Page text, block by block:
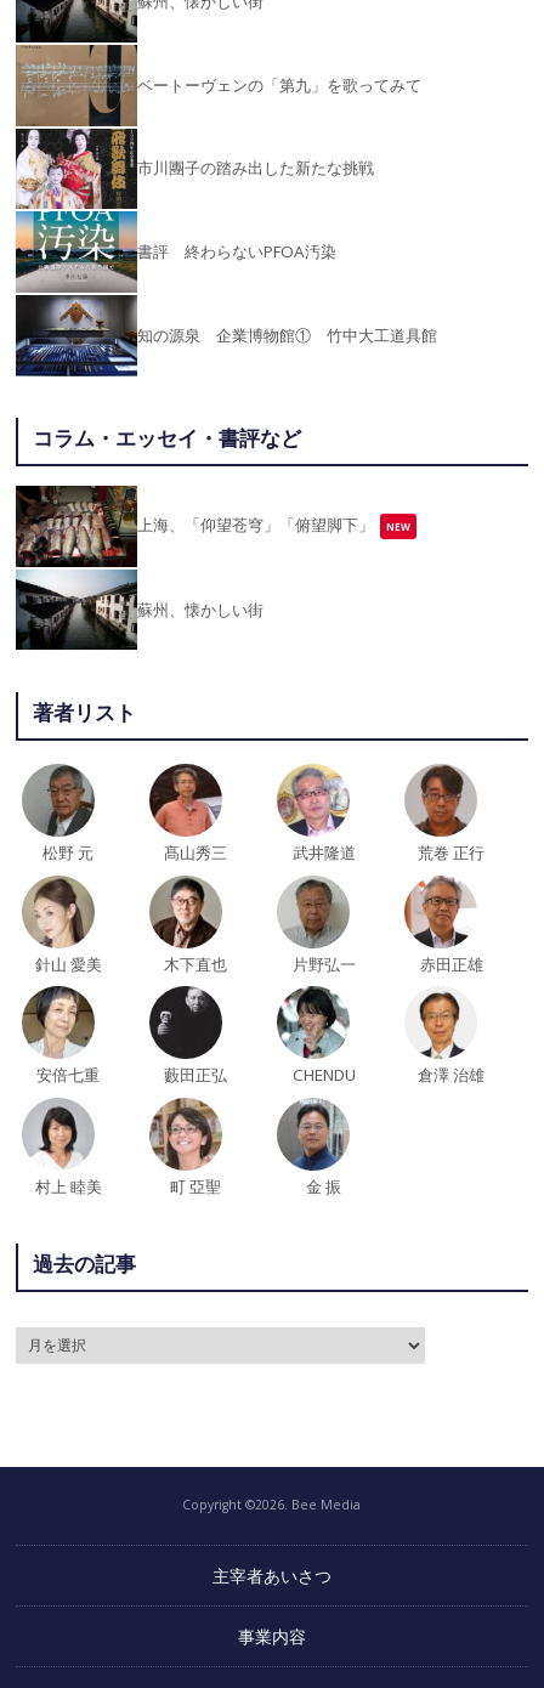
ベートーヴェンの「第九」を歌ってみて
市川團子の踏み出した新たな挑戦
書評 終わらないPFOA汚染
知の源泉 企業博物館① 竹中大工道具館
コラム・エッセイ・書評など
上海、「仰望苍穹」「俯望脚下」 NEW
蘇州、懐かしい街
著者リスト
松野 元 髙山秀三 武井隆道 荒巻 正行
針山 愛美 木下直也 片野弘一 赤田正雄
安倍七重 藪田正弘 CHENDU 倉澤 治雄
村上 睦美 町 亞聖 金 振
過去の記事
Copyright ©2026. Bee Media
主宰者あいさつ
事業内容